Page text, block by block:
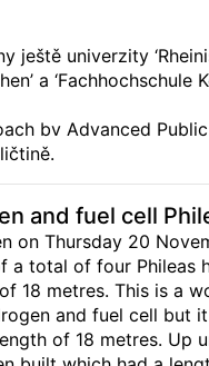
ještě univerzity
a ‘Fachhochschule
bv Advanced
and fuel cell
on Thursday 20
a total of four Phileas
18 metres. This is a
and fuel cell but
of 18 metres. Up